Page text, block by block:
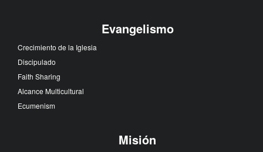
Evangelismo
Crecimiento de la Iglesia
Discipulado
Faith Sharing
Alcance Multicultural
Ecumenism
Misión